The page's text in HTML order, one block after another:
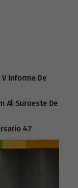
Informe De
Al Suroeste De
47